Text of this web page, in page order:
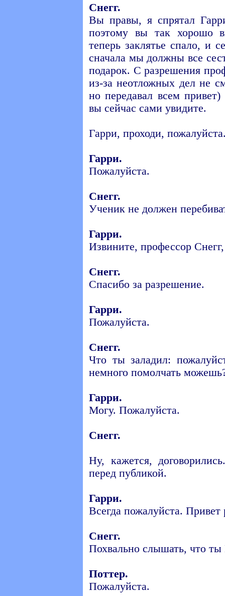
Снегг.
Вы правы, я спрятал
поэтому вы так хорошо
теперь заклятье спало, и
сначала мы должны все
подарок. С разрешения
из-за неотложных дел не
но передавал всем
вы сейчас сами увидите.
Гарри, проходи,
Гарри.
Пожалуйста.
Снегг.
Ученик не должен
Гарри.
Извините, профессор
Снегг.
Спасибо за разрешение.
Гарри.
Пожалуйста.
Снегг.
Что ты заладил:
немного помолчать
Гарри.
Могу. Пожалуйста.
Снегг.
Ну, кажется,
перед публикой.
Гарри.
Всегда пожалуйста. Привет
Снегг.
Похвально слышать, что ты
Поттер.
Пожалуйста.